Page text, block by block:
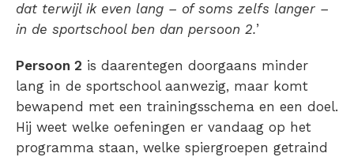
dat terwijl ik even lang – of soms zelfs langer –
in de sportschool ben dan persoon 2.’
Persoon 2 is daarentegen doorgaans minder
lang in de sportschool aanwezig, maar komt
bewapend met een trainingsschema en een doel.
Hij weet welke oefeningen er vandaag op het
programma staan, welke spiergroepen getraind